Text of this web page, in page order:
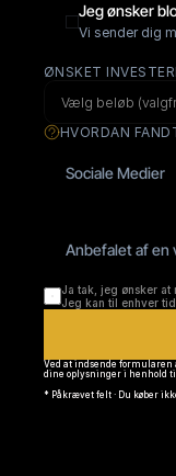
Jeg ønsker
Vi sender dig
ØNSKET
HVORDAN
Sociale Medier
Anbefalet af en
Ja tak, jeg ønsker at
Jeg kan til enhver
Ved at indsende formularen
dine oplysninger i henhold
* Påkrævet felt · Du køber